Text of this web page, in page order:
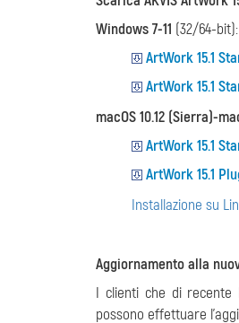
Windows 7-11 (32/64-bit):
ArtWork 15.1
ArtWork 15.1
macOS 10.12 (Sierra)-
ArtWork 15.1
ArtWork 15.1
Installazione su
Aggiornamento alla
I clienti che di
possono effettuare